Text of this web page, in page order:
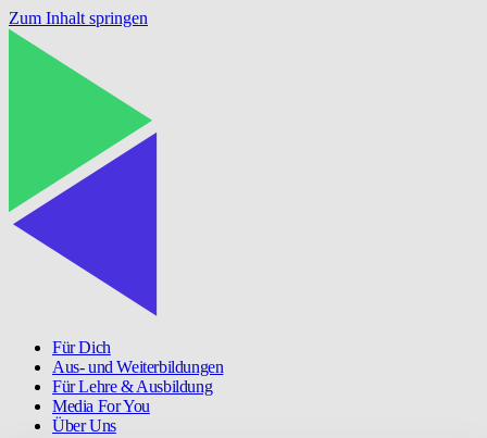
Zum Inhalt springen
Für Dich
Aus- und Weiterbildungen
Für Lehre & Ausbildung
Media For You
Über Uns